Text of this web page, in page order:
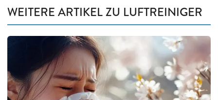
WEITERE ARTIKEL ZU LUFTREINIGER